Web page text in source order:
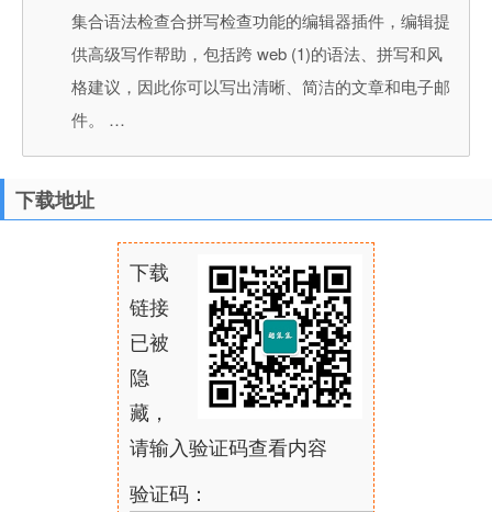
集合语法检查合拼写检查功能的编辑器插件，编辑提
供高级写作帮助，包括跨 web (1)的语法、拼写和风
格建议，因此你可以写出清晰、简洁的文章和电子邮
件。 …
下载地址
下载
链接
已被
隐
藏，
请输入验证码查看内容
验证码：